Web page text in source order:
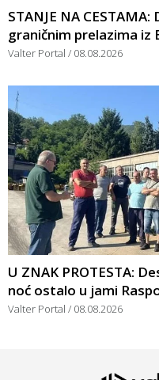
STANJE NA
graničnim prelazima iz
Valter Portal 08.08.2026
U ZNAK PROTESTA:
noć ostalo u jami
Valter Portal 08.08.2026